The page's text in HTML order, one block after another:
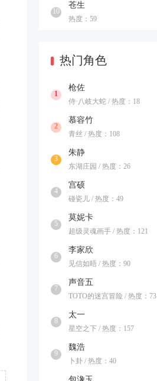
10
苍生
热度：59
热门角色
1
枪佐
侍·八岐大蛇 / 热度：18
2
慕容竹
青丝 / 热度：108
3
朱静
东湖庄园 / 热度：26
4
宫硕
碰瓷儿 / 热度：49
5
莫妮卡
超级灵魂画手 / 热度：121
6
李家欣
见信如晤 / 热度：90
7
声音五
TOTO的迷宫冒险 / 热度：73
8
太一
星空之下 / 热度：157
9
魏浩
卜卦 / 热度：40